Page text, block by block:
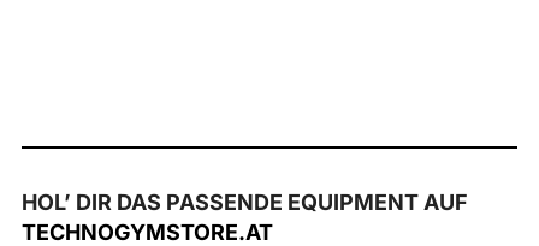
HOL’ DIR DAS PASSENDE EQUIPMENT AUF
TECHNOGYMSTORE.AT